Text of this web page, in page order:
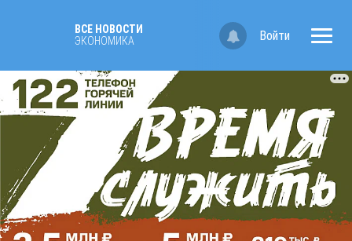
ВСЕ НОВОСТИ
ЭКОНОМИКА
Войти